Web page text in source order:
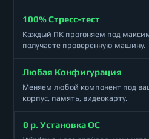
100% Стресс-тест
Каждый ПК прогоняем под
получаете проверенную машину.
Любая Конфигурация
Меняем любой компонент под
корпус, память, видеокарту.
0 р. Установка ОС